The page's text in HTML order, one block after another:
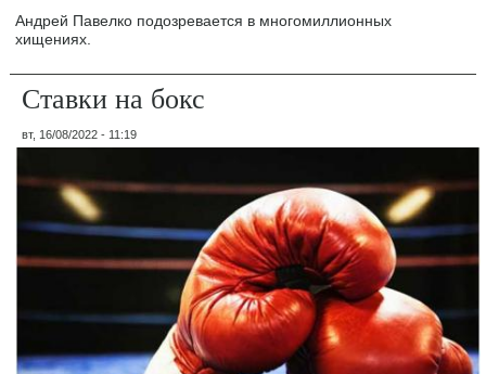
Андрей Павелко подозревается в многомиллионных
хищениях.
Ставки на бокс
вт, 16/08/2022 - 11:19